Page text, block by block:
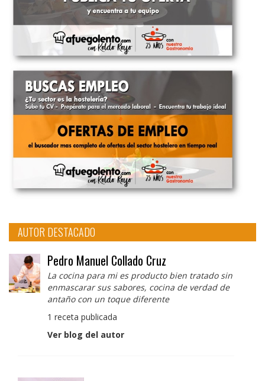
AUTOR DESTACADO
Pedro Manuel Collado Cruz
La cocina para mi es producto bien tratado sin
enmascarar sus sabores, cocina de verdad de
antaño con un toque diferente
1 receta publicada
Ver blog del autor